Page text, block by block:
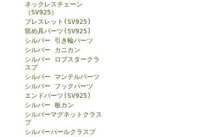
ネックレスチェーン
（SV925）
ブレスレット(SV925)
留め具パーツ(SV925)
シルバー 引き輪パーツ
シルバー カニカン
シルバー ロブスタークラ
スプ
シルバー マンテルパーツ
シルバー フックパーツ
エンドパーツ(SV925)
シルバー 板カン
シルバーマグネットクラス
プ
シルバーパールクラスプ